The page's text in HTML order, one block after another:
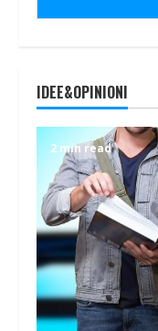
IDEE&OPINIONI
2 min read